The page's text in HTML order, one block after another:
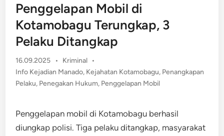
Penggelapan Mobil di
Kotamobagu Terungkap, 3
Pelaku Ditangkap
16.09.2025 •
Posted
in
Kriminal •
Info Kejadian Manado, Kejahatan Kotamobagu, Penangkapan
Pelaku, Penegakan Hukum, Penggelapan Mobil
Penggelapan mobil di Kotamobagu berhasil
diungkap polisi. Tiga pelaku ditangkap, masyarakat